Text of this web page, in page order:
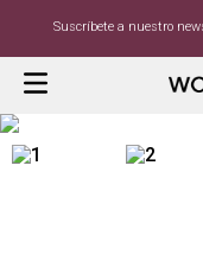
Suscríbete a nuestro